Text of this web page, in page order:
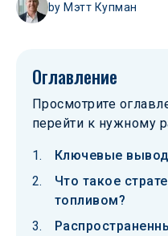
by Мэтт Купман
Оглавление
Просмотрите
перейти к нужному
Ключевые
Что такое
топливом?